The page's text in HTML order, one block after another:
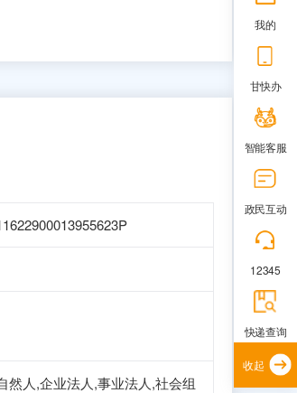
然人,企业法人,事业法人,社会组
我的
甘快办
智能客服
政民互动
12345
快递查询
收起